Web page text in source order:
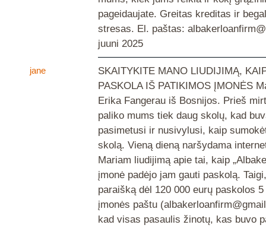
pageidaujate. Greitas kreditas ir
stresas. El. paštas:
juuni 2025
jane
SKAITYKITE MANO LIUDIJIMĄ,
PASKOLA IŠ PATIKIMOS ĮMONĖS
Erika Fangerau iš Bosnijos. Prieš
paliko mums tiek daug skolų, kad
pasimetusi ir nusivylusi, kaip
skolą. Vieną dieną naršydama
Mariam liudijimą apie tai, kaip
įmonė padėjo jam gauti paskolą.
paraišką dėl 120 000 eurų paskolos
įmonės paštu
kad visas pasaulis žinotų, kas buvo